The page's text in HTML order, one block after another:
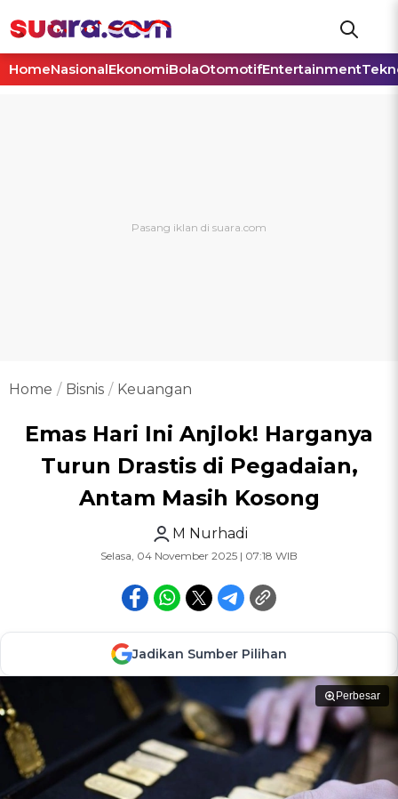
HomeNasionalEkonomiBolaOtomotifEntertainment
Home Bisnis Keuangan
Emas Hari Ini Anjlok! Harganya
Turun Drastis di Pegadaian,
Antam Masih Kosong
M Nurhadi
Selasa, 04 November 2025 | 07:18 WIB
Jadikan Sumber Pilihan
Perbesar